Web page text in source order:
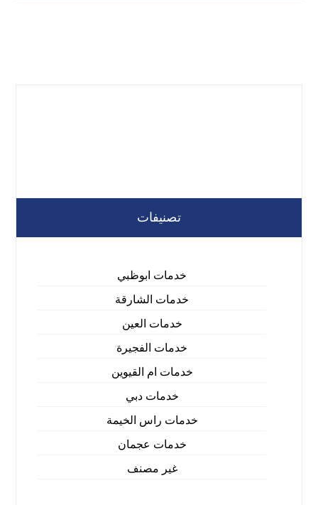
تصنيفات
خدمات ابوظبي
خدمات الشارقة
خدمات العين
خدمات الفجيرة
خدمات ام القيوين
خدمات دبي
خدمات راس الخيمة
خدمات عجمان
غير مصنف